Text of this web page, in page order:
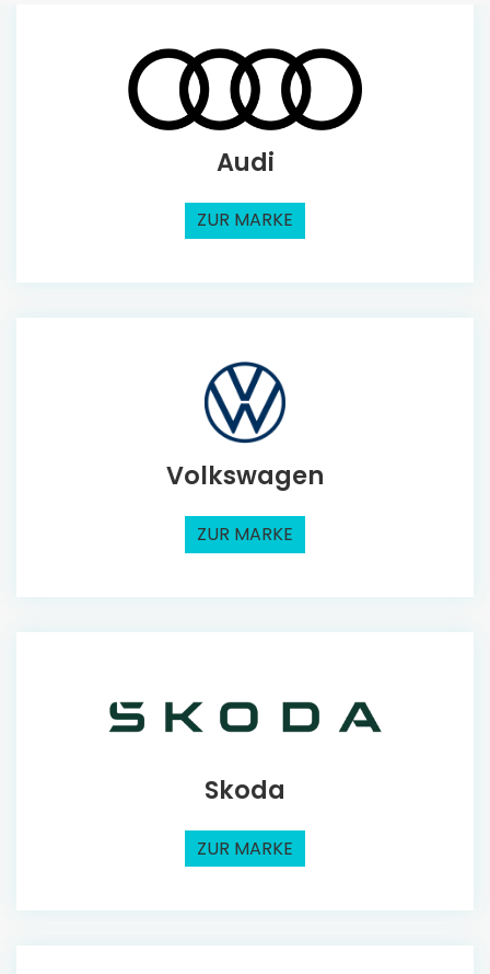
Audi
ZUR MARKE
Volkswagen
ZUR MARKE
Skoda
ZUR MARKE